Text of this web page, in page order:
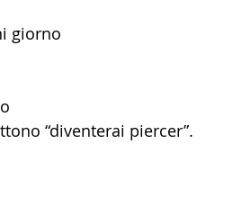
giorno
“diventerai piercer”.